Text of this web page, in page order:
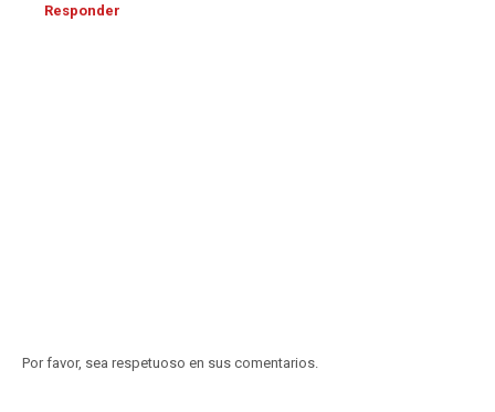
Responder
Por favor, sea respetuoso en sus comentarios.